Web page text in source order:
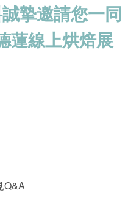
摯邀請您一同
蓮線上烘焙展
Q&A